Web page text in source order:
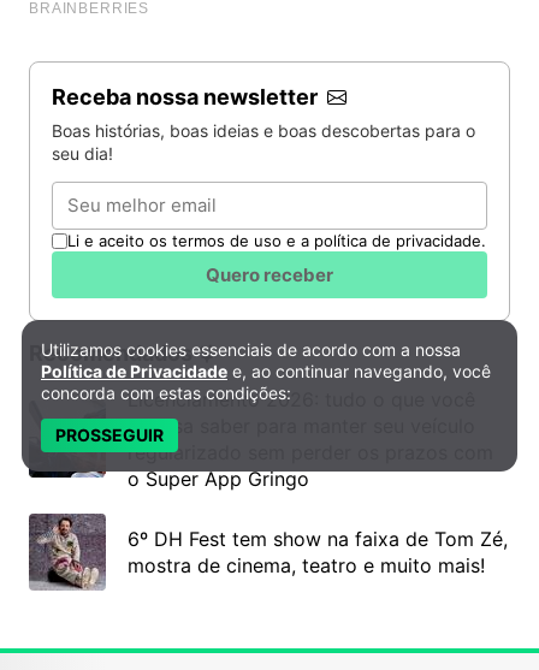
Receba nossa newsletter
Boas histórias, boas ideias e boas descobertas para o
seu dia!
Email
Li e aceito os termos de uso e a política de privacidade.
Quero receber
Recomendados
Licenciamento 2026: tudo o que você
precisa saber para manter seu veículo
regularizado sem perder os prazos com
o Super App Gringo
6º DH Fest tem show na faixa de Tom Zé,
mostra de cinema, teatro e muito mais!
Política de Privacidade e Cookies
Utilizamos cookies essenciais de acordo com a nossa
Política de Privacidade e, ao continuar navegando, você
concorda com estas condições:
PROSSEGUIR